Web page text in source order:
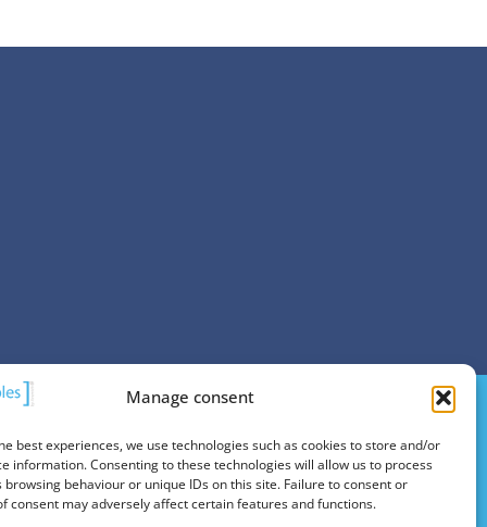
Manage consent
best experiences, we use technologies such as cookies to store and/or
information. Consenting to these technologies will allow us to process
browsing behaviour or unique IDs on this site. Failure to consent or
consent may adversely affect certain features and functions.